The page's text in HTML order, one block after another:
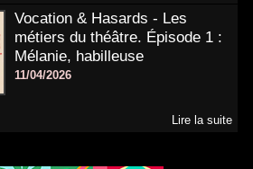
Vocation & Hasards - Les
métiers du théâtre. Épisode 1 :
Mélanie, habilleuse
11/04/2026
Lire la suite